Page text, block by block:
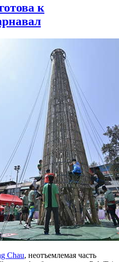
к
Chau, неотъемлемая часть